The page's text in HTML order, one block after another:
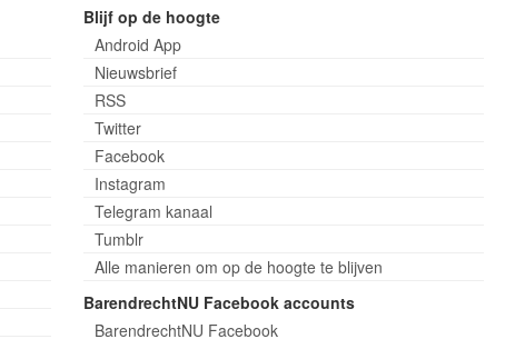
Blijf op de hoogte
Android App
Nieuwsbrief
RSS
Twitter
Facebook
Instagram
Telegram kanaal
Tumblr
Alle manieren om op de hoogte te blijven
BarendrechtNU Facebook accounts
BarendrechtNU Facebook